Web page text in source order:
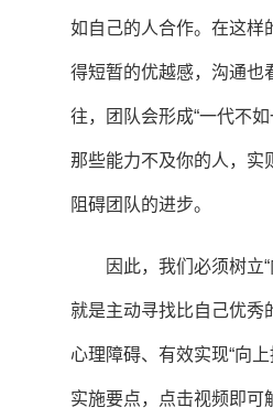
如自己的人合作。在这样
得短暂的优越感，沟通也
往，团队会形成“一代不如
那些能力不及你的人，实
阻碍团队的进步。
因此，我们必须树立“
就是主动寻找比自己优秀
心理障碍、有效实现“向
实施要点，点击视频即可